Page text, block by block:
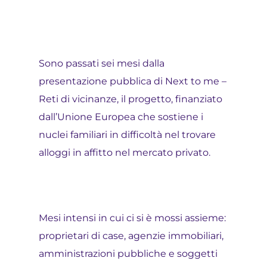
Sono passati sei mesi dalla
presentazione pubblica di Next to me –
Reti di vicinanze, il progetto, finanziato
dall’Unione Europea che sostiene i
nuclei familiari in difficoltà nel trovare
alloggi in affitto nel mercato privato.
Mesi intensi in cui ci si è mossi assieme:
proprietari di case, agenzie immobiliari,
amministrazioni pubbliche e soggetti